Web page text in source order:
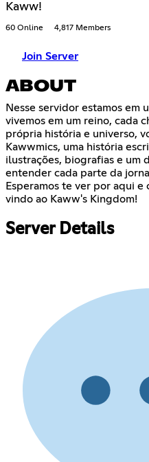
Kaww!
60 Online 4,817 Members
Join Server
ABOUT
Nesse servidor estamos em
vivemos em um reino, cada
própria história e universo,
Kawwmics, uma história
ilustrações, biografias e um
entender cada parte da
Esperamos te ver por aqui
vindo ao Kaww's Kingdom!
Server Details